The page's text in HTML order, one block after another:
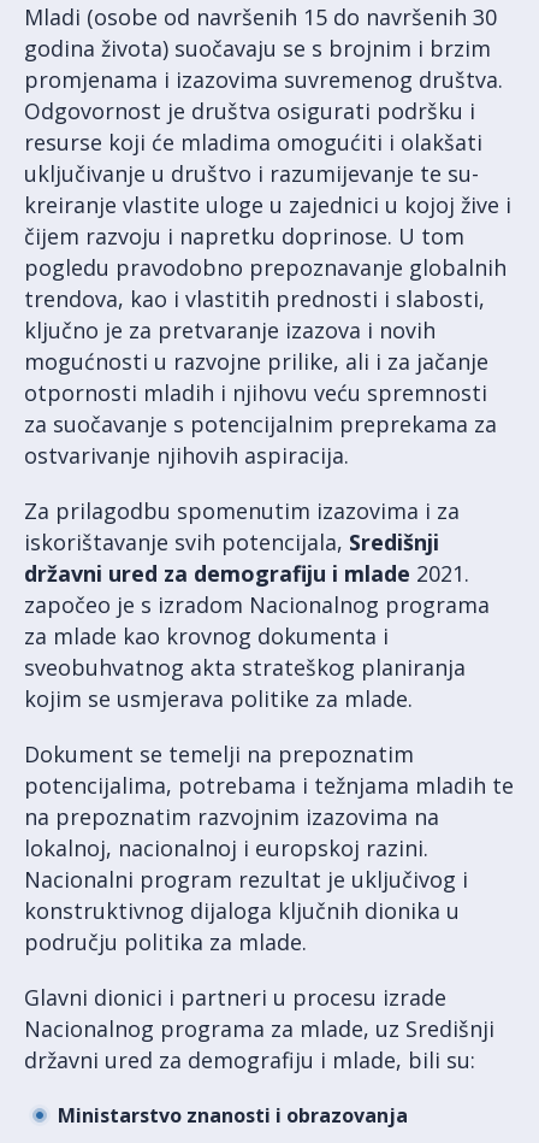
Mladi (osobe od navršenih 15 do navršenih 30
godina života) suočavaju se s brojnim i brzim
promjenama i izazovima suvremenog društva.
Odgovornost je društva osigurati podršku i
resurse koji će mladima omogućiti i olakšati
uključivanje u društvo i razumijevanje te su-
kreiranje vlastite uloge u zajednici u kojoj žive i
čijem razvoju i napretku doprinose. U tom
pogledu pravodobno prepoznavanje globalnih
trendova, kao i vlastitih prednosti i slabosti,
ključno je za pretvaranje izazova i novih
mogućnosti u razvojne prilike, ali i za jačanje
otpornosti mladih i njihovu veću spremnosti
za suočavanje s potencijalnim preprekama za
ostvarivanje njihovih aspiracija.
Za prilagodbu spomenutim izazovima i za
iskorištavanje svih potencijala, Središnji
državni ured za demografiju i mlade 2021.
započeo je s izradom Nacionalnog programa
za mlade kao krovnog dokumenta i
sveobuhvatnog akta strateškog planiranja
kojim se usmjerava politike za mlade.
Dokument se temelji na prepoznatim
potencijalima, potrebama i težnjama mladih te
na prepoznatim razvojnim izazovima na
lokalnoj, nacionalnoj i europskoj razini.
Nacionalni program rezultat je uključivog i
konstruktivnog dijaloga ključnih dionika u
području politika za mlade.
Glavni dionici i partneri u procesu izrade
Nacionalnog programa za mlade, uz Središnji
državni ured za demografiju i mlade, bili su:
Ministarstvo znanosti i obrazovanja